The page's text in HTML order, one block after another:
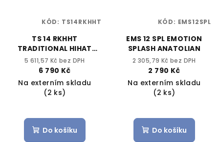
TS 14 RKHHT
TRADITIONAL HIHAT
ANATOLIAN
5 611,57 Kč bez DPH
6 790 Kč
Na externím skladu
(2 ks)
Do košíku
KÓD: TS14RKHHT
EMS 12 SPL EMOTION
SPLASH ANATOLIAN
2 305,79 Kč bez DPH
2 790 Kč
Na externím skladu
(2 ks)
Do košíku
KÓD: EMS12SPL